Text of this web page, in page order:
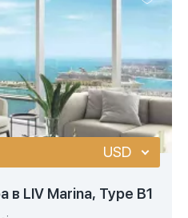
в LIV Marina, Type B1
USD